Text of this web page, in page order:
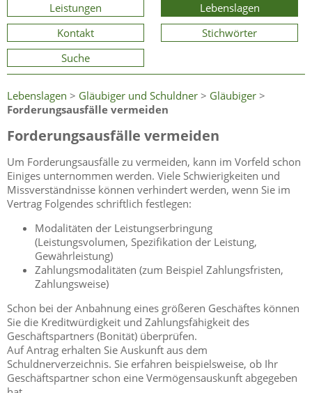
Leistungen
Lebenslagen
Kontakt
Stichwörter
Suche
Lebenslagen > Gläubiger und Schuldner > Gläubiger >
Forderungsausfälle vermeiden
Forderungsausfälle vermeiden
Um Forderungsausfälle zu vermeiden, kann im Vorfeld schon
Einiges unternommen werden. Viele Schwierigkeiten und
Missverständnisse können verhindert werden, wenn Sie im
Vertrag Folgendes schriftlich festlegen:
Modalitäten der Leistungserbringung
(Leistungsvolumen, Spezifikation der Leistung,
Gewährleistung)
Zahlungsmodalitäten (zum Beispiel Zahlungsfristen,
Zahlungsweise)
Schon bei der Anbahnung eines größeren Geschäftes können
Sie die Kreditwürdigkeit und Zahlungsfähigkeit des
Geschäftspartners (Bonität) überprüfen.
Auf Antrag erhalten Sie Auskunft aus dem
Schuldnerverzeichnis. Sie erfahren beispielsweise, ob Ihr
Geschäftspartner schon eine Vermögensauskunft abgegeben